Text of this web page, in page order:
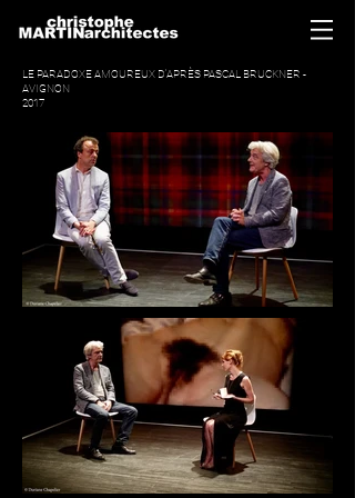
LE PARADOXE AMOUREUX D'APRÈS PASCAL BRUCKNER -
AVIGNON
2017